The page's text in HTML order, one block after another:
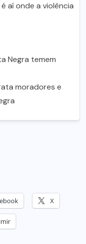
aí onde a violência
Negra temem
moradores e
X